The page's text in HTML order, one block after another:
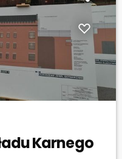
Karnego